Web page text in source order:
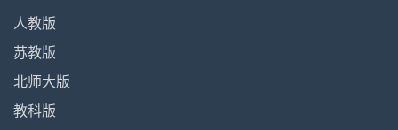
人教版
苏教版
北师大版
教科版